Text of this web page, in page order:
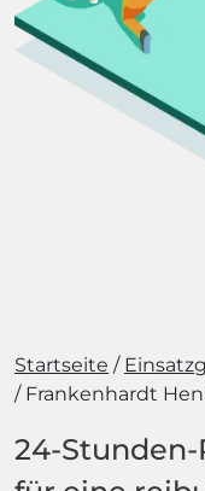
Startseite
Frankenhardt
24-